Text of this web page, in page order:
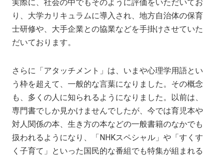
実際に、社会の中でもそのように評価をいただいてお
り、大学カリキュラムに導入され、地方自治体の保育
士研修や、大手企業との協業などを手掛けさせていた
だいております。
さらに「アタッチメント」は、いまや心理学用語とい
う枠を超えて、一般的な言葉になりました。その概念
も、多くの人に知られるようになりました。以前は、
専門書でしか見かけませんでしたが、今では育児本や
対人関係の本、生き方の本などの一般書籍のなかでも
扱われるようになり、「NHKスペシャル」や「すくす
く子育て」といった国民的な番組でも特集が組まれる